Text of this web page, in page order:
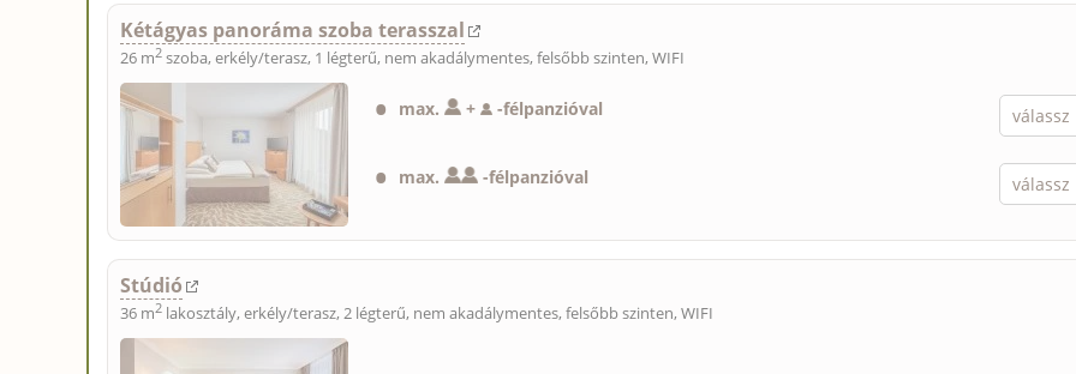
Kétágyas panoráma szoba terasszal
26 m2 szoba, erkély/terasz, 1 légterű, nem akadálymentes, felsőbb szinten, WIFI
max. + -félpanzióval
max. -félpanzióval
Stúdió
36 m2 lakosztály, erkély/terasz, 2 légterű, nem akadálymentes, felsőbb szinten, WIFI